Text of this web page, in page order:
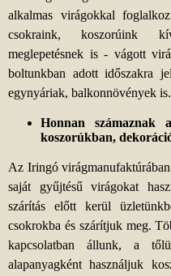
alkalmas virágokkal
csokraink, koszorúink
meglepetésnek is - vágott
boltunkban adott időszakra
egynyáriak, balkonnövények is.
Honnan számaznak
koszorúkban,
Az Iringó
saját gyűjtésű virágokat
szárítás előtt kerül
csokrokba és szárítjuk meg.
kapcsolatban állunk, a
alapanyagként használjuk